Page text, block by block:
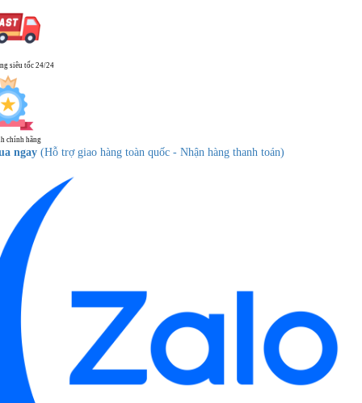
siêu tốc 24/24
chính hãng
ngay (Hỗ trợ giao hàng toàn quốc - Nhận hàng thanh toán)